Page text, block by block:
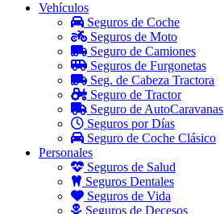
Vehículos
Seguros de Coche
Seguros de Moto
Seguro de Camiones
Seguros de Furgonetas
Seg. de Cabeza Tractora
Seguro de Tractor
Seguro de AutoCaravanas
Seguros por Días
Seguro de Coche Clásico
Personales
Seguros de Salud
Seguros Dentales
Seguros de Vida
Seguros de Decesos